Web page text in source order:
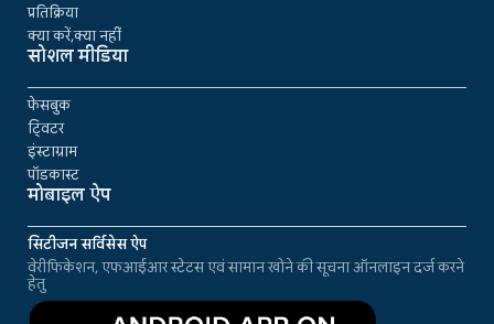
प्रतिक्रिया
क्या करें,क्या नहीं
सोशल मीडिया
फेसबुक
ट्विटर
इंस्टाग्राम
पॉडकास्ट
मोबाइल ऐप
सिटीजन सर्विसेस ऐप
वेरीफिकेशन, एफआईआर स्टेटस एवं सामान खोने की सूचना ऑनलाइन दर्ज करने
हेतु